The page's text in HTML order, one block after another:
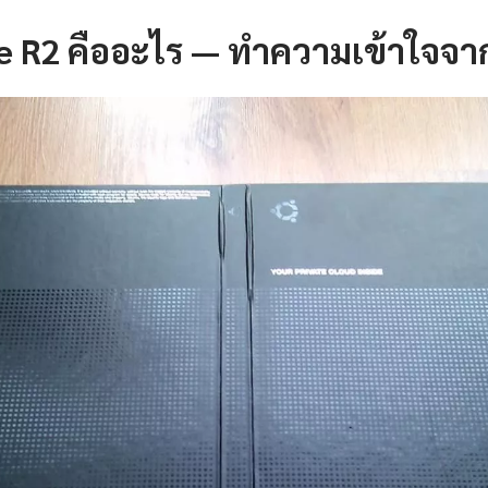
R2 คืออะไร — ทำความเข้าใจจ